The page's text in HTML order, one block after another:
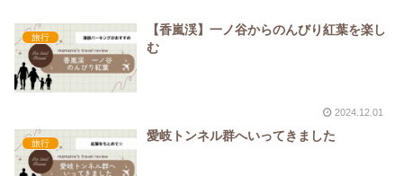
旅行
【香嵐渓】一ノ谷からのんびり紅葉を楽し
む
2024.12.01
旅行
愛岐トンネル群へいってきました